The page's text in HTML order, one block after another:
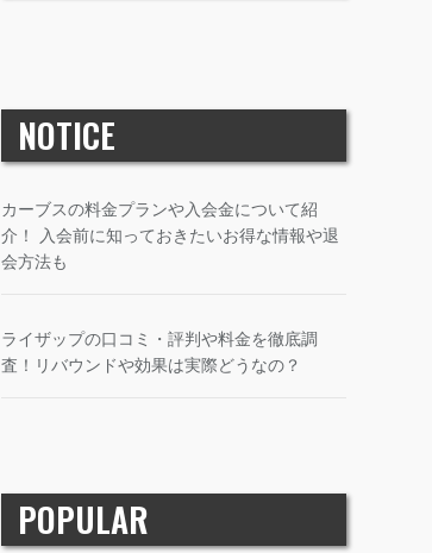
NOTICE
カーブスの料金プランや入会金について紹
介！ 入会前に知っておきたいお得な情報や退
会方法も
ライザップの口コミ・評判や料金を徹底調
査！リバウンドや効果は実際どうなの？
POPULAR